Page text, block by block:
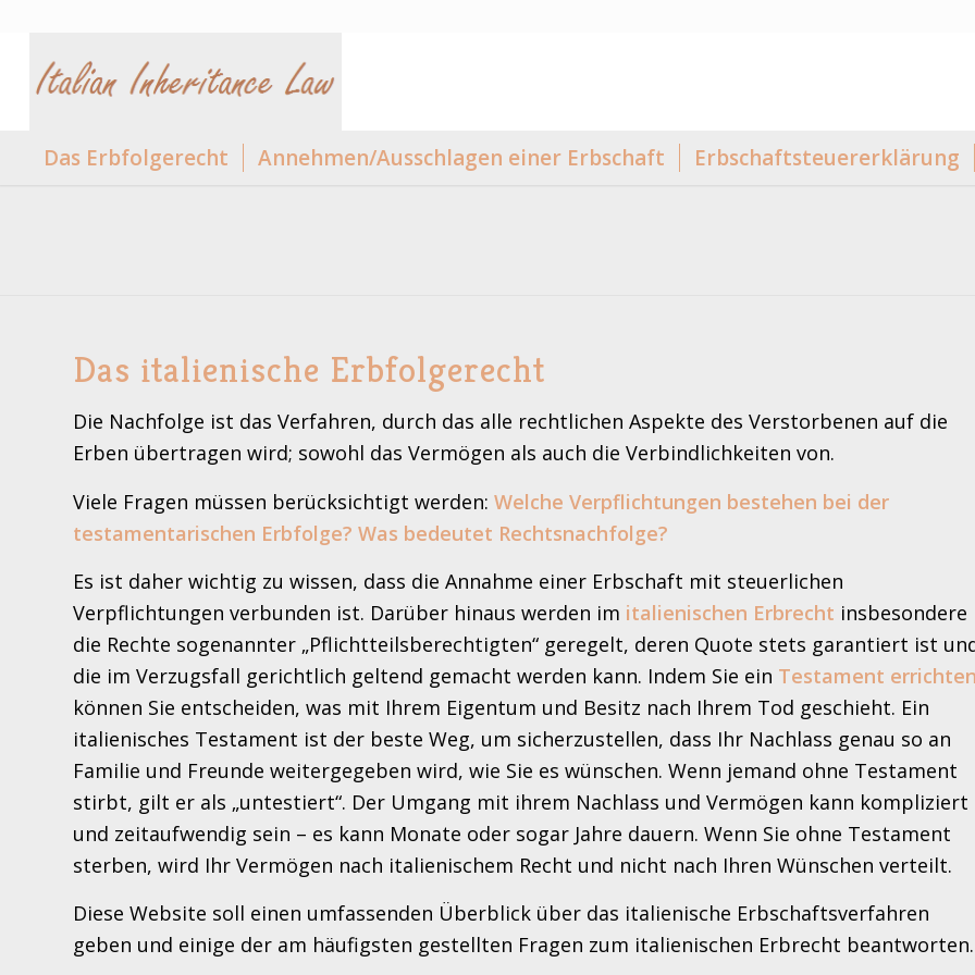
Das Erbfolgerecht Annehmen/Ausschlagen einer Erbschaft Erbschaftsteuererklärung
Das italienische Erbfolgerecht
Die Nachfolge ist das Verfahren, durch das alle rechtlichen Aspekte des Verstorbenen auf die
Erben übertragen wird; sowohl das Vermögen als auch die Verbindlichkeiten von.
Viele Fragen müssen berücksichtigt werden: Welche Verpflichtungen bestehen bei der
testamentarischen Erbfolge? Was bedeutet Rechtsnachfolge?
Es ist daher wichtig zu wissen, dass die Annahme einer Erbschaft mit steuerlichen
Verpflichtungen verbunden ist. Darüber hinaus werden im italienischen Erbrecht insbesondere
die Rechte sogenannter „Pflichtteilsberechtigten“ geregelt, deren Quote stets garantiert ist
die im Verzugsfall gerichtlich geltend gemacht werden kann. Indem Sie ein Testament errichten
können Sie entscheiden, was mit Ihrem Eigentum und Besitz nach Ihrem Tod geschieht. Ein
italienisches Testament ist der beste Weg, um sicherzustellen, dass Ihr Nachlass genau so an
Familie und Freunde weitergegeben wird, wie Sie es wünschen. Wenn jemand ohne Testament
stirbt, gilt er als „untestiert“. Der Umgang mit ihrem Nachlass und Vermögen kann kompliziert
und zeitaufwendig sein – es kann Monate oder sogar Jahre dauern. Wenn Sie ohne Testament
sterben, wird Ihr Vermögen nach italienischem Recht und nicht nach Ihren Wünschen verteilt.
Diese Website soll einen umfassenden Überblick über das italienische Erbschaftsverfahren
geben und einige der am häufigsten gestellten Fragen zum italienischen Erbrecht beantworten.